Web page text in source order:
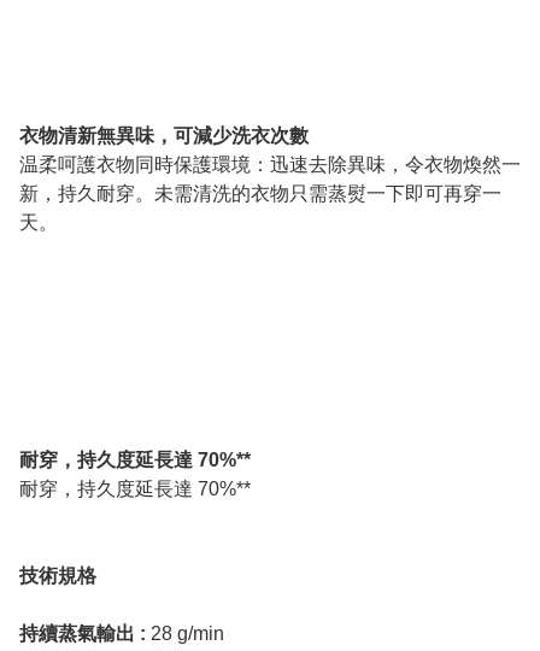
衣物清新無異味，可減少洗衣次數
温柔呵護衣物同時保護環境：迅速去除異味，令衣物煥然一
新，持久耐穿。未需清洗的衣物只需蒸熨一下即可再穿一
天。
耐穿，持久度延長達 70%**
耐穿，持久度延長達 70%**
技術規格
持續蒸氣輸出 : 28 g/min